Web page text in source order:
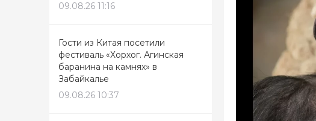
09.08.26 11:16
Гости из Китая посетили
фестиваль «Хорхог. Агинская
баранина на камнях» в
Забайкалье
09.08.26 10:37